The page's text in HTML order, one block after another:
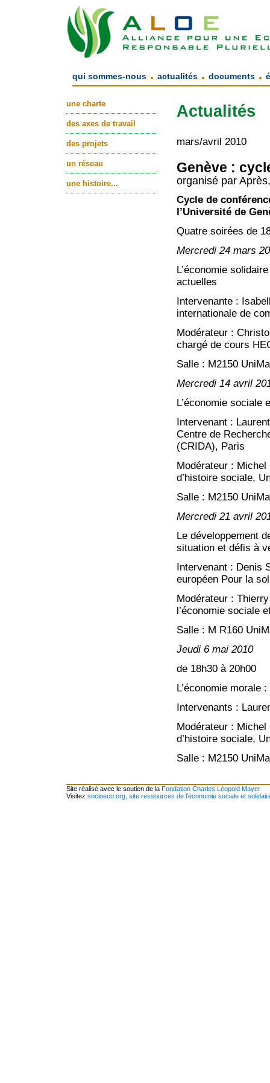
qui sommes-nous . actualités . documents .
une charte
des axes de travail
des projets
un réseau
une histoire...
Actualités
mars/avril 2010
Genève :
organisé par
Cycle de
l’Université de
Quatre soirées de
Mercredi 24 mars
L’économie
actuelles
Intervenante :
internationale de
Modérateur :
chargé de cours
Salle : M2150
Mercredi 14 avril
L’économie sociale
Intervenant :
Centre de
(CRIDA), Paris
Modérateur :
d’histoire sociale,
Salle : M2150
Mercredi 21 avril
Le développement
situation et défis à
Intervenant : Denis
européen Pour la
Modérateur :
l’économie sociale
Salle : M R160
Jeudi 6 mai 2010
de 18h30 à 20h00
L’économie morale
Intervenants :
Modérateur :
d’histoire sociale,
Salle : M2150
Site réalisé avec le soutien de la Fondation Charles Léopold Mayer
Visitez socioeco.org, site ressources de l’économie sociale et